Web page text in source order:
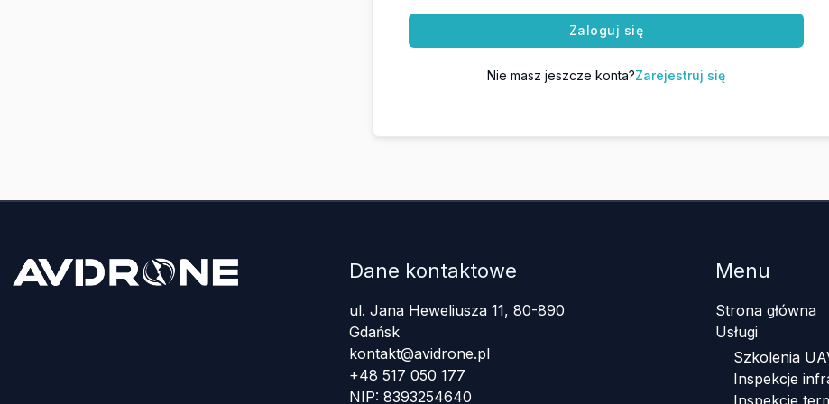
Zaloguj się
Nie masz jeszcze konta?Zarejestruj się
Dane kontaktowe
ul. Jana Heweliusza 11, 80-890
Gdańsk
kontakt@avidrone.pl
+48 517 050 177
NIP: 8393254640
Menu
Strona główna
Usługi
Szkolenia
Inspekcje